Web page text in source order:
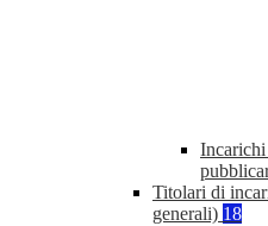
Titolari di
generali) 18